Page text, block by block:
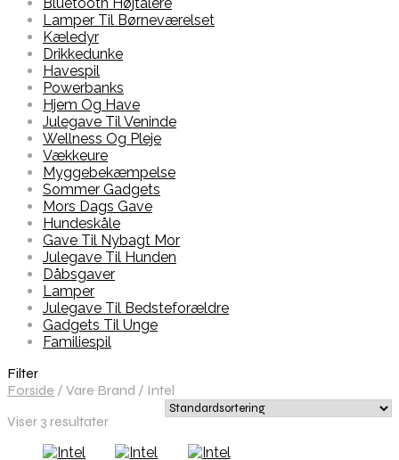
Lamper Til Børneværelset
Kæledyr
Drikkedunke
Havespil
Powerbanks
Hjem Og Have
Julegave Til Veninde
Wellness Og Pleje
Vækkeure
Myggebekæmpelse
Sommer Gadgets
Mors Dags Gave
Hundeskåle
Gave Til Nybagt Mor
Julegave Til Hunden
Dåbsgaver
Lamper
Julegave Til Bedsteforældre
Gadgets Til Unge
Familiespil
Filter
Forside / Vare Brand / Intel
Viser 3 resultater